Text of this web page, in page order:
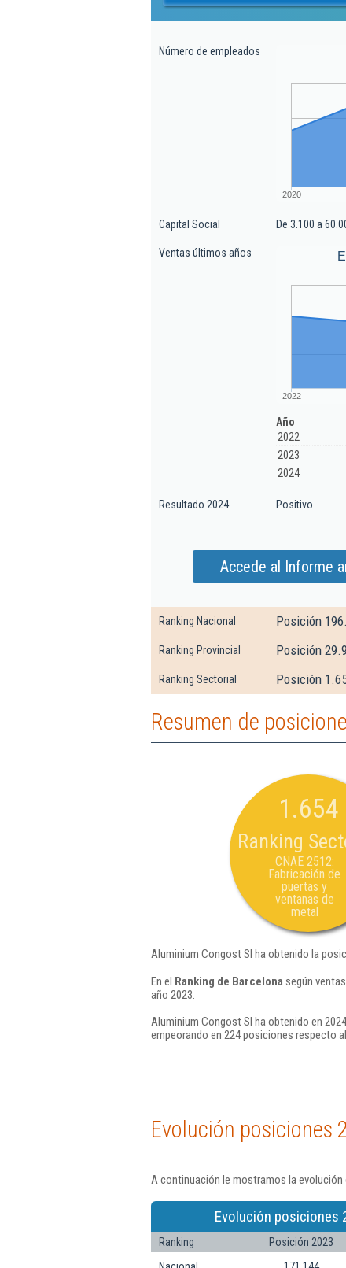
Número de empleados
2020
Capital Social De 3.100 a
Ventas últimos años
2022
Año
2022
2023
2024
Resultado 2024 Positivo
Accede al Informe
Ranking Nacional Posición
Ranking Provincial Posición
Ranking Sectorial Posición
Resumen de
1.654
Ranking
CNAE 2512:
Fabricación de
puertas y
ventanas de
metal
Aluminium Congost Sl ha obtenido la
En el Ranking de Barcelona según
año 2023.
Aluminium Congost Sl ha obtenido en
empeorando en 224 posiciones respecto
Evolución posiciones
A continuación le mostramos la evolución
Evolución posiciones
Ranking Posición 2023